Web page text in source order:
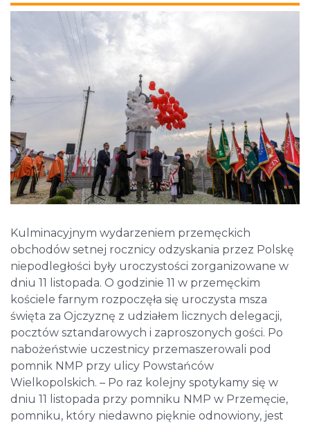
Kulminacyjnym wydarzeniem przemęckich
obchodów setnej rocznicy odzyskania przez Polskę
niepodległości były uroczystości zorganizowane w
dniu 11 listopada. O godzinie 11 w przemęckim
kościele farnym rozpoczęła się uroczysta msza
święta za Ojczyznę z udziałem licznych delegacji,
pocztów sztandarowych i zaproszonych gości. Po
nabożeństwie uczestnicy przemaszerowali pod
pomnik NMP przy ulicy Powstańców
Wielkopolskich. – Po raz kolejny spotykamy się w
dniu 11 listopada przy pomniku NMP w Przemęcie,
pomniku, który niedawno pięknie odnowiony, jest